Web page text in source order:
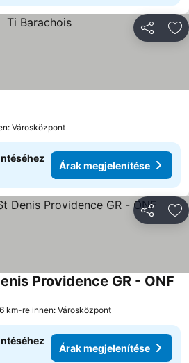
Városközpont
Árak megjelenítése
Providence GR - ONF
km-re innen: Városközpont
Árak megjelenítése